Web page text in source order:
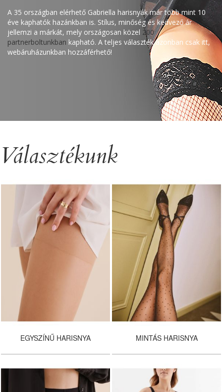
A 35 országban elérhető Gabriella harisnyák már több mint 10
éve kaphatók hazánkban is. Stílus, minőség és kedvező ár
jellemzi a márkát, mely országosan közel 200
partnerboltunkban kapható. A teljes választék azonban csak itt,
webáruházunkban hozzáférhető!
Választékunk
EGYSZÍNŰ HARISNYA MINTÁS HARISNYA